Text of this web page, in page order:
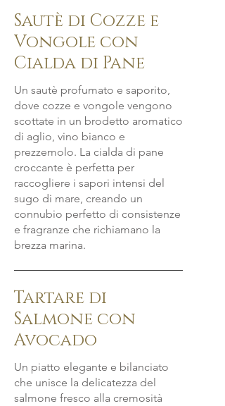
Sautè di Cozze e
Vongole con
Cialda di Pane
Un sautè profumato e saporito,
dove cozze e vongole vengono
scottate in un brodetto aromatico
di aglio, vino bianco e
prezzemolo. La cialda di pane
croccante è perfetta per
raccogliere i sapori intensi del
sugo di mare, creando un
connubio perfetto di consistenze
e fragranze che richiamano la
brezza marina.
Tartare di
Salmone con
Avocado
Un piatto elegante e bilanciato
che unisce la delicatezza del
salmone fresco alla cremosità